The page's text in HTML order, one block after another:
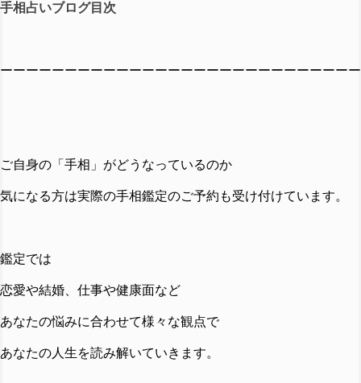
手相占いブログ目次
ーーーーーーーーーーーーーーーーーーーーーーーーーーー
ご自身の「手相」がどうなっているのか
気になる方は実際の手相鑑定のご予約も受け付けています。
鑑定では
恋愛や結婚、仕事や健康面など
あなたの悩みに合わせて様々な観点で
あなたの人生を読み解いていきます。